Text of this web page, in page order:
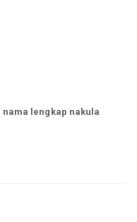
nama lengkap nakula